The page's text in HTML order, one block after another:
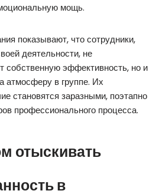
мощь.
показывают, что сотрудники,
деятельности, не
собственную эффективность, но и
атмосферу в группе. Их
становятся заразными, поэтапно
профессионального процесса.
отыскивать
в